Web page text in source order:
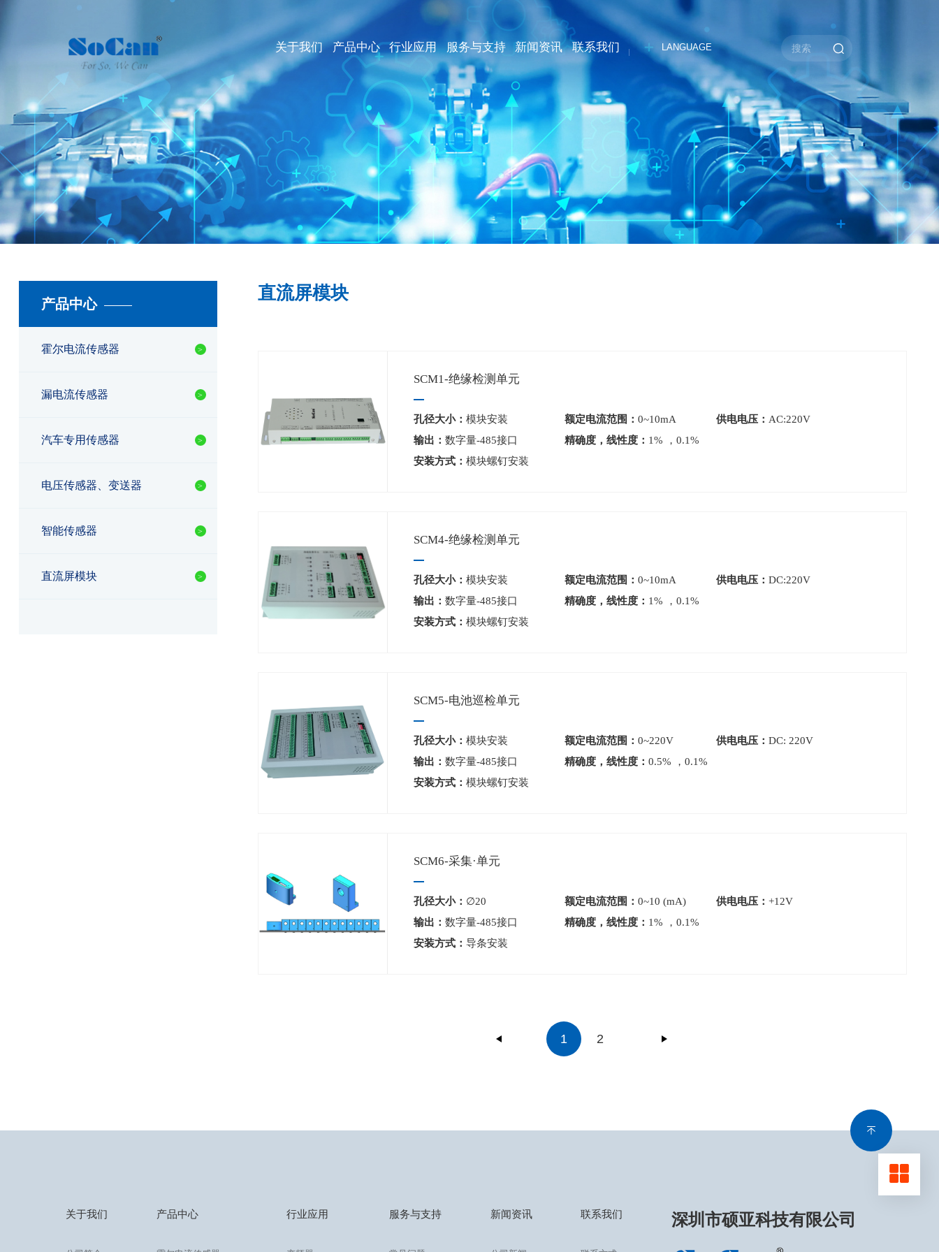
LANGUAGE
关于我们 产品中心 行业应用 服务与支持 新闻资讯 联系我们
产品中心
霍尔电流传感器
漏电流传感器
汽车专用传感器
电压传感器、变送器
智能传感器
直流屏模块
直流屏模块
SCM1-绝缘检测单元
孔径大小： 模块安装 额定电流范围：0~10mA 供电电压： AC:220V
输出： 数字量-485接口 精确度，线性度： 1% ，0.1%
安装方式： 模块螺钉安装
SCM4-绝缘检测单元
孔径大小： 模块安装 额定电流范围：0~10mA 供电电压： DC:220V
输出： 数字量-485接口 精确度，线性度： 1% ，0.1%
安装方式： 模块螺钉安装
SCM5-电池巡检单元
孔径大小： 模块安装 额定电流范围：0~220V 供电电压： DC: 220V
输出： 数字量-485接口 精确度，线性度：0.5% ，0.1%
安装方式： 模块螺钉安装
SCM6-采集·单元
孔径大小： ∅20 额定电流范围：0~10 (mA) 供电电压： +12V
输出： 数字量-485接口 精确度，线性度：
1% ，0.1%
安装方式： 导条安装
1 2
关于我们 产品中心 行业应用 服务与支持 新闻资讯 联系我们 深圳市硕亚科技有限公司